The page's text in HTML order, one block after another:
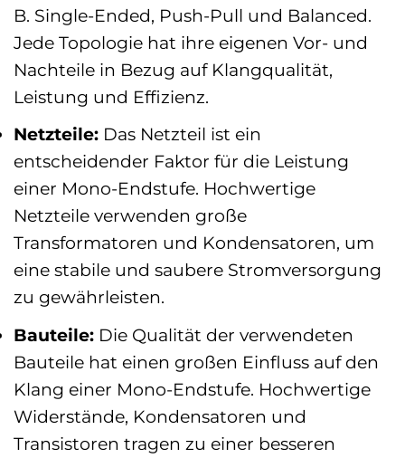
B. Single-Ended, Push-Pull und Balanced.
Jede Topologie hat ihre eigenen Vor- und
Nachteile in Bezug auf Klangqualität,
Leistung und Effizienz.
Netzteile: Das Netzteil ist ein
entscheidender Faktor für die Leistung
einer Mono-Endstufe. Hochwertige
Netzteile verwenden große
Transformatoren und Kondensatoren, um
eine stabile und saubere Stromversorgung
zu gewährleisten.
Bauteile: Die Qualität der verwendeten
Bauteile hat einen großen Einfluss auf den
Klang einer Mono-Endstufe. Hochwertige
Widerstände, Kondensatoren und
Transistoren tragen zu einer besseren